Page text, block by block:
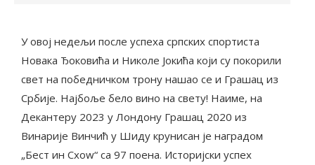
У овој недељи после успеха српских спортиста
Новака Ђоковића и Николе Јокића који су покорили
свет на победничком трону нашао се и Грашац из
Србије. Најбоље бело вино на свету! Наиме, на
Декантеру 2023 у Лондону Грашац 2020 из
Винарије Винчић у Шиду крунисан је наградом
„Бест ин Схоw“ са 97 поена. Историјски успех